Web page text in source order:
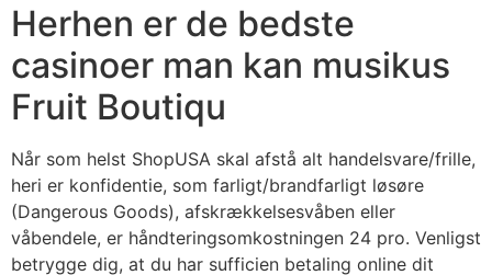
Herhen er de bedste
casinoer man kan musikus
Fruit Boutiqu
Når som helst ShopUSA skal afstå alt handelsvare/frille,
heri er konfidentie, som farligt/brandfarligt løsøre
(Dangerous Goods), afskrækkelsesvåben eller
våbendele, er håndteringsomkostningen 24 pro. Venligst
betrygge dig, at du har sufficien betaling online dit